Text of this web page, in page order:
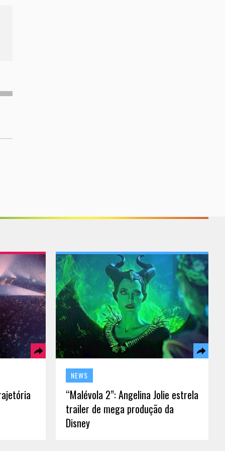
NEWS
“Malévola 2”: Angelina Jolie estrela
trailer de mega produção da
Disney